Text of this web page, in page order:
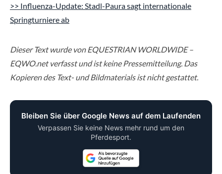
>> Influenza-Update: Stadl-Paura sagt internationale
Springturniere ab
Dieser Text wurde von EQUESTRIAN WORLDWIDE –
EQWO.net verfasst und ist keine Pressemitteilung. Das
Kopieren des Text- und Bildmaterials ist nicht gestattet.
Bleiben Sie über Google News auf dem Laufenden
Verpassen Sie keine News mehr rund um den
Pferdesport.